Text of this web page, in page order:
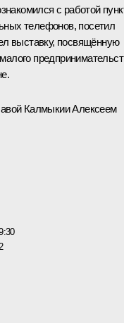
с работой
телефонов, посетил
выставку, посвящённую
Калмыкии Алексеем